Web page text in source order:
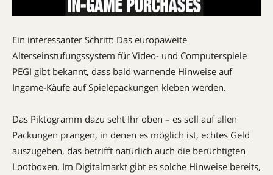
Ein interessanter Schritt: Das europaweite
Alterseinstufungssystem für Video- und Computerspiele
PEGI gibt bekannt, dass bald warnende Hinweise auf
Ingame-Käufe auf Spielepackungen kleben werden.
Das Piktogramm dazu seht Ihr oben – es soll auf allen
Packungen prangen, in denen es möglich ist, echtes Geld
auszugeben, das betrifft natürlich auch die berüchtigten
Lootboxen. Im Digitalmarkt gibt es solche Hinweise bereits,